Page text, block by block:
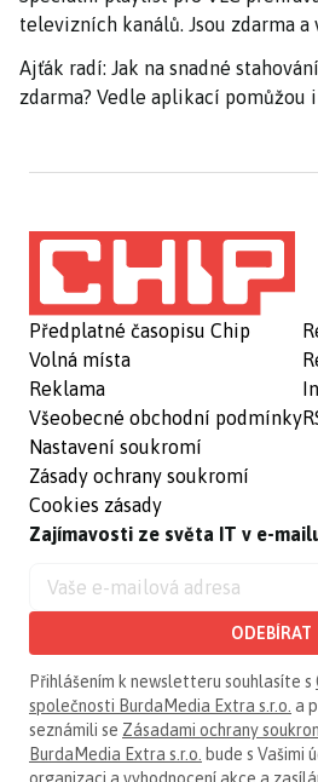
televizních kanálů. Jsou zdarma a
Ajťák radí: Jak na snadné
zdarma? Vedle aplikací
Předplatné časopisu Chip
Volná místa
Reklama
Všeobecné obchodní podmínky
Nastavení soukromí
Zásady ochrany soukromí
Cookies zásady
Zajímavosti ze světa IT v e-
ODEBÍRAT
Přihlášením k newsletteru souhlasíte s
společnosti BurdaMedia Extra s.r.o. a
seznámili se Zásadami ochrany
BurdaMedia Extra s.r.o. bude s Vašimi